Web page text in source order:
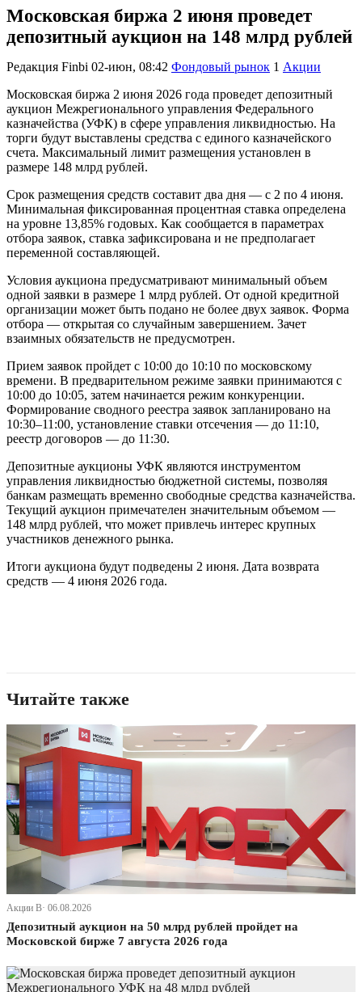
Московская биржа 2 июня проведет
депозитный аукцион на 148 млрд рублей
Редакция Finbi 02-июн, 08:42 Фондовый рынок 1 Акции
Московская биржа 2 июня 2026 года проведет депозитный
аукцион Межрегионального управления Федерального
казначейства (УФК) в сфере управления ликвидностью. На
торги будут выставлены средства с единого казначейского
счета. Максимальный лимит размещения установлен в
размере 148 млрд рублей.
Срок размещения средств составит два дня — с 2 по 4 июня.
Минимальная фиксированная процентная ставка определена
на уровне 13,85% годовых. Как сообщается в параметрах
отбора заявок, ставка зафиксирована и не предполагает
переменной составляющей.
Условия аукциона предусматривают минимальный объем
одной заявки в размере 1 млрд рублей. От одной кредитной
организации может быть подано не более двух заявок. Форма
отбора — открытая со случайным завершением. Зачет
взаимных обязательств не предусмотрен.
Прием заявок пройдет с 10:00 до 10:10 по московскому
времени. В предварительном режиме заявки принимаются с
10:00 до 10:05, затем начинается режим конкуренции.
Формирование сводного реестра заявок запланировано на
10:30–11:00, установление ставки отсечения — до 11:10,
реестр договоров — до 11:30.
Депозитные аукционы УФК являются инструментом
управления ликвидностью бюджетной системы, позволяя
банкам размещать временно свободные средства казначейства.
Текущий аукцион примечателен значительным объемом —
148 млрд рублей, что может привлечь интерес крупных
участников денежного рынка.
Итоги аукциона будут подведены 2 июня. Дата возврата
средств — 4 июня 2026 года.
Читайте также
Акции В· 06.08.2026
Депозитный аукцион на 50 млрд рублей пройдет на
Московской бирже 7 августа 2026 года